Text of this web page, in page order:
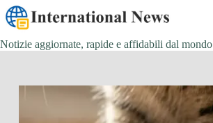
Salta
al
contenuto
Notizie aggiornate, rapide e affidabili dal mondo